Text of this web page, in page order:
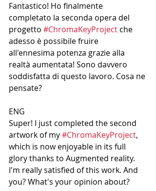
Fantastico! Ho finalmente
completato la seconda opera del
progetto #ChromaKeyProject che
adesso è possibile fruire
all'ennesima potenza grazie alla
realtà aumentata! Sono davvero
soddisfatta di questo lavoro. Cosa ne
pensate?
ENG
Super! I just completed the second
artwork of my #ChromaKeyProject,
which is now enjoyable in its full
glory thanks to Augmented reality.
I'm really satisfied of this work. And
you? What's your opinion about?